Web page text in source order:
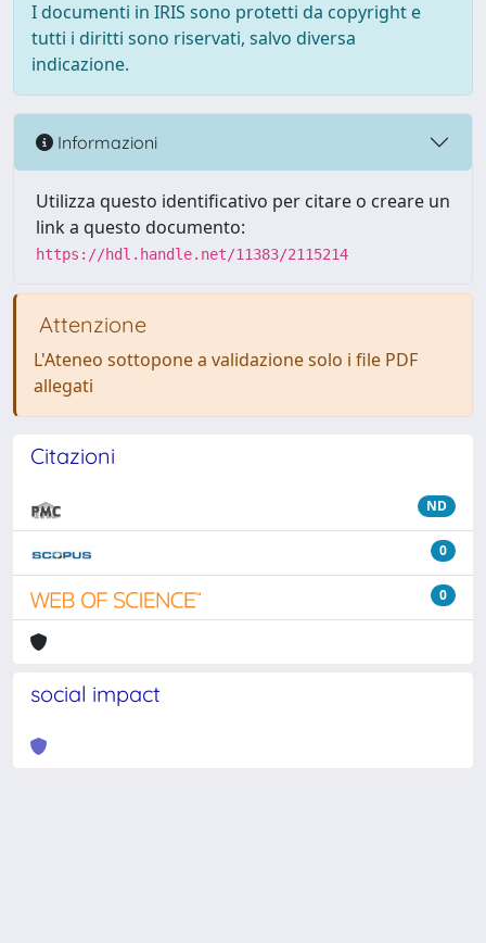
I documenti in IRIS sono protetti da copyright e
tutti i diritti sono riservati, salvo diversa
indicazione.
Informazioni
Utilizza questo identificativo per citare o creare un
link a questo documento:
https://hdl.handle.net/11383/2115214
Attenzione
L'Ateneo sottopone a validazione solo i file PDF
allegati
Citazioni
ND
0
0
social impact